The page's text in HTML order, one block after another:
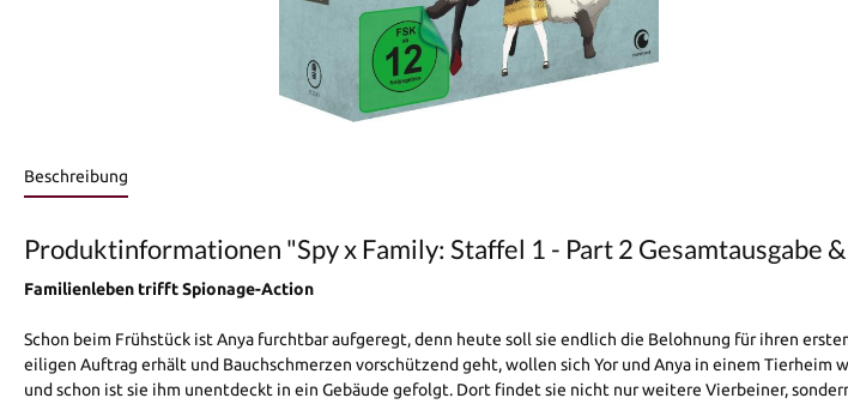
Beschreibung
Produktinformationen "Spy x Family: Staffel 1 - Part 2 Gesamtausgabe
Familienleben trifft Spionage-Action
Schon beim Frühstück ist Anya furchtbar aufgeregt, denn heute soll sie endlich die Belohnung für ihren
eiligen Auftrag erhält und Bauchschmerzen vorschützend geht, wollen sich Yor und Anya in einem
und schon ist sie ihm unentdeckt in ein Gebäude gefolgt. Dort findet sie nicht nur weitere Vierbeiner,